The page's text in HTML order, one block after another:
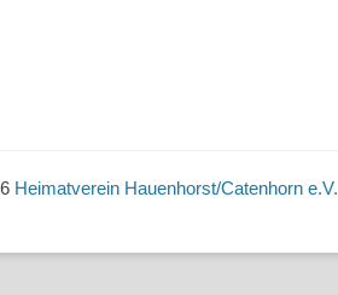
Heimatverein Hauenhorst/Catenhorn e.V.